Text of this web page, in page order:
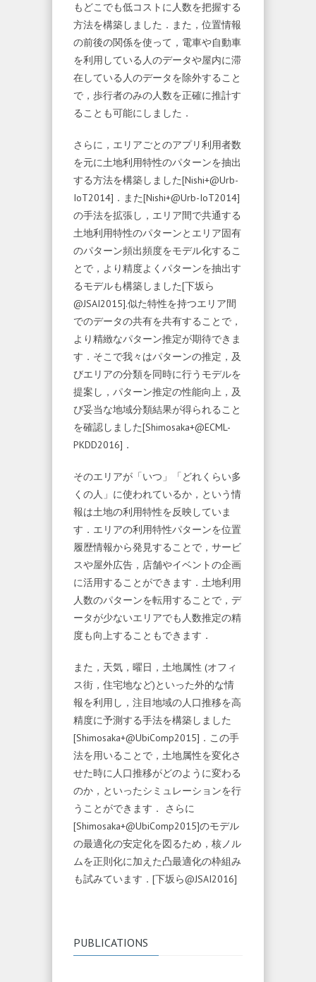
もどこでも低コストに人数を把握する
方法を構築しました．また，位置情報
の前後の関係を使って，電車や自動車
を利用している人のデータや屋内に滞
在している人のデータを除外すること
で，歩行者のみの人数を正確に推計す
ることも可能にしました．
さらに，エリアごとのアプリ利用者数
を元に土地利用特性のパターンを抽出
する方法を構築しました[Nishi+@Urb-
IoT2014]．また[Nishi+@Urb-IoT2014]
の手法を拡張し，エリア間で共通する
土地利用特性のパターンとエリア固有
のパターン頻出頻度をモデル化するこ
とで，より精度よくパターンを抽出す
るモデルも構築しました[下坂ら
@JSAI2015].似た特性を持つエリア間
でのデータの共有を共有することで，
より精緻なパターン推定が期待できま
す．そこで我々はパターンの推定，及
びエリアの分類を同時に行うモデルを
提案し，パターン推定の性能向上，及
び妥当な地域分類結果が得られること
を確認しました[Shimosaka+@ECML-
PKDD2016]．
そのエリアが「いつ」「どれくらい多
くの人」に使われているか，という情
報は土地の利用特性を反映していま
す．エリアの利用特性パターンを位置
履歴情報から発見することで，サービ
スや屋外広告，店舗やイベントの企画
に活用することができます．土地利用
人数のパターンを転用することで，デ
ータが少ないエリアでも人数推定の精
度も向上することもできます．
また，天気，曜日，土地属性 (オフィ
ス街，住宅地など)といった外的な情
報を利用し，注目地域の人口推移を高
精度に予測する手法を構築しました
[Shimosaka+@UbiComp2015]．この手
法を用いることで，土地属性を変化さ
せた時に人口推移がどのように変わる
のか，といったシミュレーションを行
うことができます． さらに
[Shimosaka+@UbiComp2015]のモデル
の最適化の安定化を図るため，核ノル
ムを正則化に加えた凸最適化の枠組み
も試みています．[下坂ら@JSAI2016]
PUBLICATIONS